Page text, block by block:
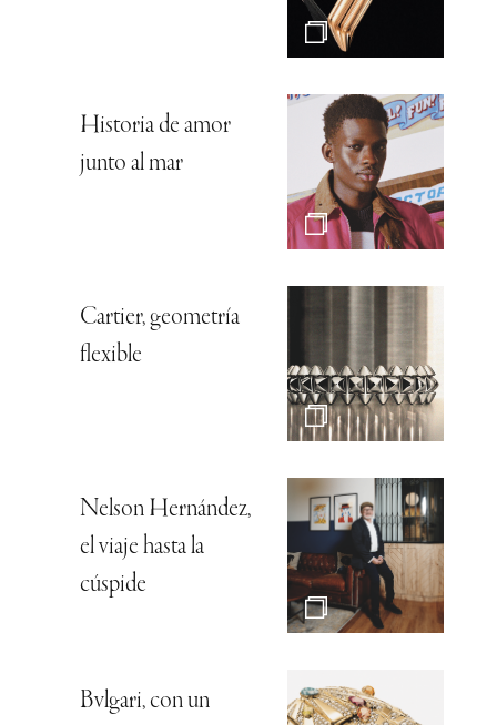
Historia de amor
junto al mar
Cartier, geometría
flexible
Nelson Hernández,
el viaje hasta la
cúspide
Bvlgari, con un